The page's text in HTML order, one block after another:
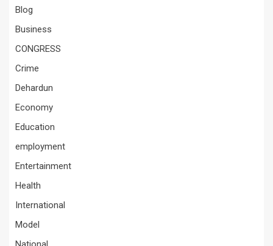
Blog
Business
CONGRESS
Crime
Dehardun
Economy
Education
employment
Entertainment
Health
International
Model